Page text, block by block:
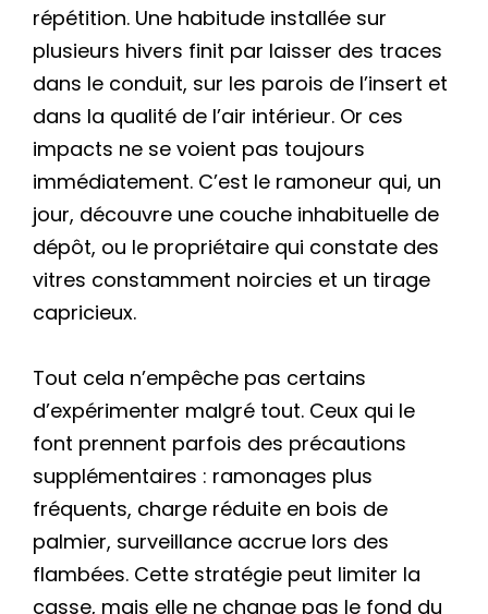
répétition. Une habitude installée sur
plusieurs hivers finit par laisser des traces
dans le conduit, sur les parois de l’insert et
dans la qualité de l’air intérieur. Or ces
impacts ne se voient pas toujours
immédiatement. C’est le ramoneur qui, un
jour, découvre une couche inhabituelle de
dépôt, ou le propriétaire qui constate des
vitres constamment noircies et un tirage
capricieux.
Tout cela n’empêche pas certains
d’expérimenter malgré tout. Ceux qui le
font prennent parfois des précautions
supplémentaires : ramonages plus
fréquents, charge réduite en bois de
palmier, surveillance accrue lors des
flambées. Cette stratégie peut limiter la
casse, mais elle ne change pas le fond du